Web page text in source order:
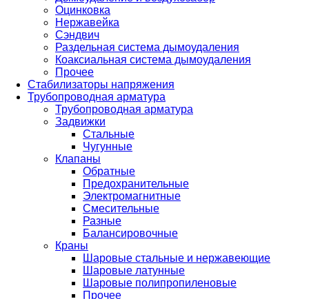
Оцинковка
Нержавейка
Сэндвич
Раздельная система дымоудаления
Коаксиальная система дымоудаления
Прочее
Стабилизаторы напряжения
Трубопроводная арматура
Трубопроводная арматура
Задвижки
Стальные
Чугунные
Клапаны
Обратные
Предохранительные
Электромагнитные
Смесительные
Разные
Балансировочные
Краны
Шаровые стальные и нержавеющие
Шаровые латунные
Шаровые полипропиленовые
Прочее